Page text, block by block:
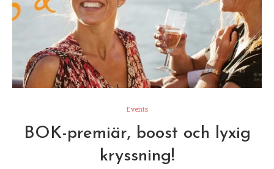
Events
BOK-premiär, boost och lyxig
kryssning!